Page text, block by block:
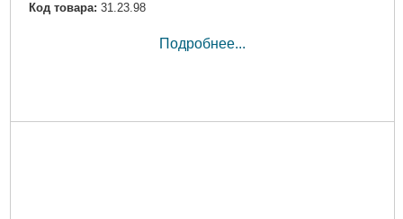
Код товара: 31.23.98
Подробнее...